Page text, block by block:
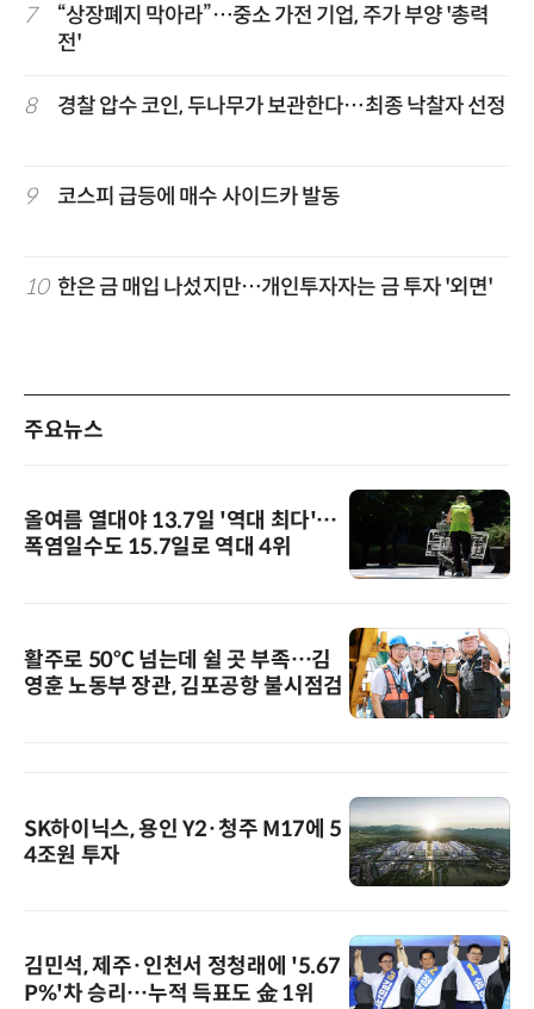
7
“상장폐지 막아라”…중소 가전 기업, 주가 부양 '총력
전'
8 경찰 압수 코인, 두나무가 보관한다…최종 낙찰자 선정
9 코스피 급등에 매수 사이드카 발동
10 한은 금 매입 나섰지만…개인투자자는 금 투자 '외면'
주요뉴스
올여름 열대야 13.7일 '역대 최다'…
폭염일수도 15.7일로 역대 4위
활주로 50℃ 넘는데 쉴 곳 부족…김
영훈 노동부 장관, 김포공항 불시점검
SK하이닉스, 용인 Y2·청주 M17에 5
4조원 투자
김민석, 제주·인천서 정청래에 '5.67
P%'차 승리…누적 득표도 金 1위